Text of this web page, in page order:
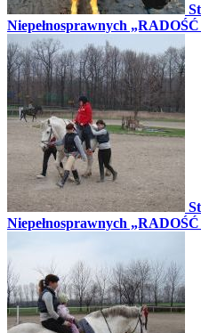
Niepełnosprawnych
Niepełnosprawnych